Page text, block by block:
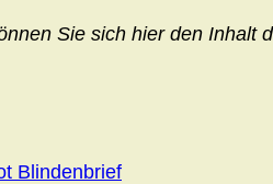
Sie sich hier den Inhalt
Blindenbrief